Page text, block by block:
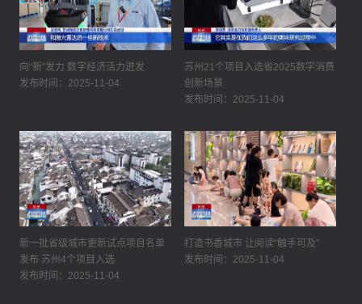
向“新”发力 数字经济活力迸发
发布时间：2025-11-04
苏州21个项目入选省2025数字消费
创新场景
发布时间：2025-11-04
新一批省级城市更新试点项目名单
发布 苏州4个项目入选
发布时间：2025-11-04
打造书香城市 让阅读“触手可及”
发布时间：2025-11-04